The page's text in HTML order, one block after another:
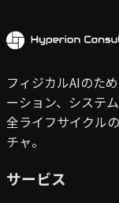
フィジカルAIのた
ーション、システ
全ライフサイクル
チャ。
サービス